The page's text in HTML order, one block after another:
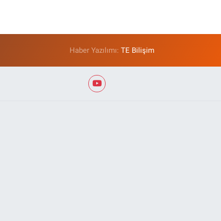
Haber Yazılımı:TE Bilişim